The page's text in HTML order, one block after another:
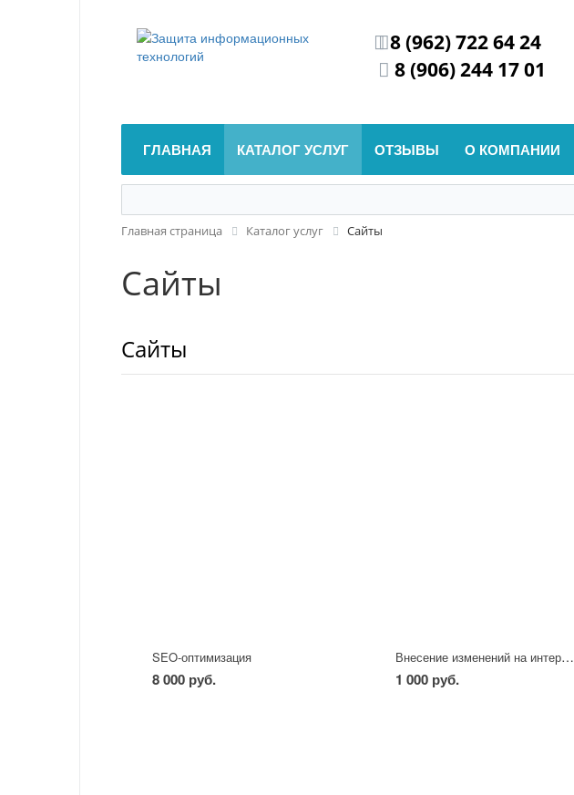
8 (962) 722 64 24
8 (906) 244 17 01
ГЛАВНАЯ КАТАЛОГ УСЛУГ ОТЗЫВЫ О КОМПАНИИ
Главная страница Каталог услуг Сайты
Сайты
Сайты
SEO-оптимизация
8 000 руб.
Внесение изменений на интернет-сайте
1 000 руб.